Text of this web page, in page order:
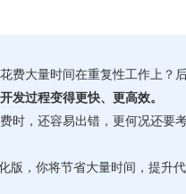
费大量时间在重复性工作上？
发过程变得更快、更高效。
时，还容易出错，更何况还要
版，你将节省大量时间，提升